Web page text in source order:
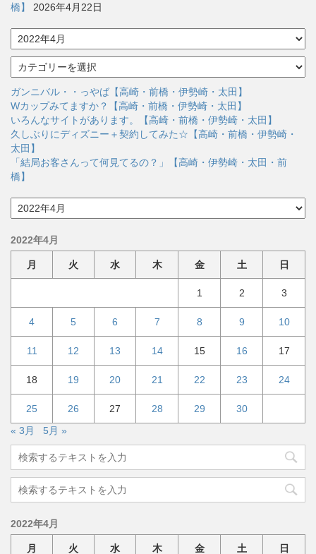
橋】
2026年4月22日
ア
ー
カ
イ
ブ
カ
テ
ゴ
リ
ー
ガンニバル・・っやば【高崎・前橋・伊勢崎・太田】
Wカップみてますか？【高崎・前橋・伊勢崎・太田】
いろんなサイトがあります。【高崎・前橋・伊勢崎・太田】
久しぶりにディズニー＋契約してみた☆【高崎・前橋・伊勢崎・
太田】
「結局お客さんって何見てるの？」【高崎・伊勢崎・太田・前
橋】
ア
ー
イ
2022年4月
月 火 水 木 金 土 日
1 2 3
4 5 6 7 8 9 10
11 12 13 14 15 16 17
18 19 20 21 22 23 24
25 26 27 28 29
30
« 3月
5月 »
2022年4月
月 火 水 木 金 土 日